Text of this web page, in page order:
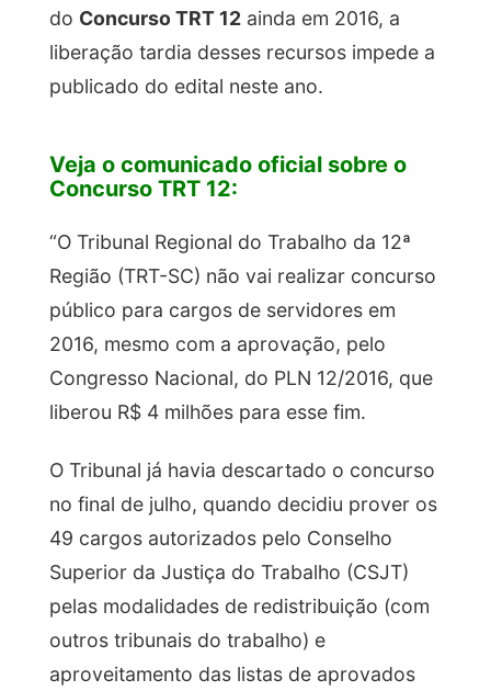
do Concurso TRT 12ainda em 2016, a
liberação tardia desses recursos impede a
publicado do edital neste ano.
Veja o comunicado oficial sobre o
Concurso TRT 12:
“O Tribunal Regional do Trabalho da 12ª
Região (TRT-SC) não vai realizar concurso
público para cargos de servidores em
2016, mesmo com a aprovação, pelo
Congresso Nacional, do PLN 12/2016, que
liberou R$ 4 milhões para esse fim.
O Tribunal já havia descartado o concurso
no final de julho, quando decidiu prover os
49 cargos autorizados pelo Conselho
Superior da Justiça do Trabalho (CSJT)
pelas modalidades de redistribuição (com
outros tribunais do trabalho) e
aproveitamento das listas de aprovados